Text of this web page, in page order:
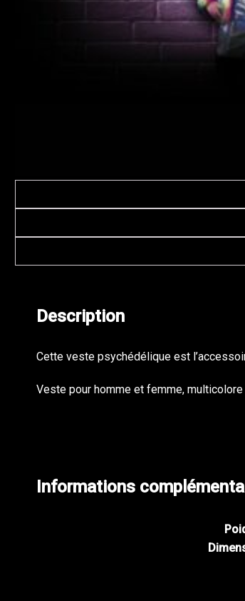
Description
Cette veste psychédélique est
Veste pour homme et femme, multicolore
Informations